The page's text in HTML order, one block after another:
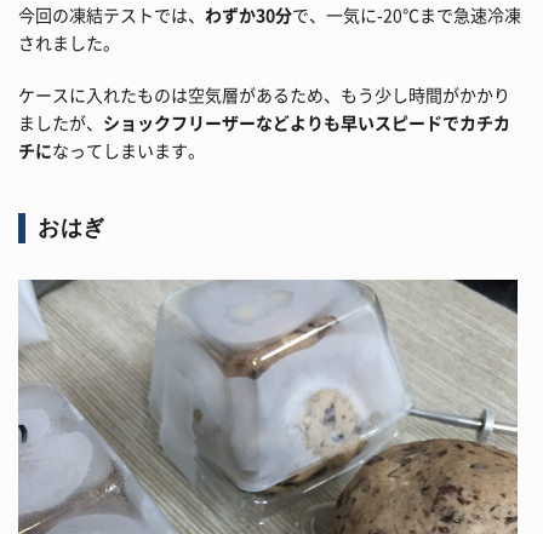
今回の凍結テストでは、 わずか30分で、一気に-20℃まで急速冷凍
されました。
ケースに入れたものは空気層があるため、もう少し時間がかかり
ましたが、 ショックフリーザーなどよりも早いスピードでカチカ
チになってしまいます。
おはぎ